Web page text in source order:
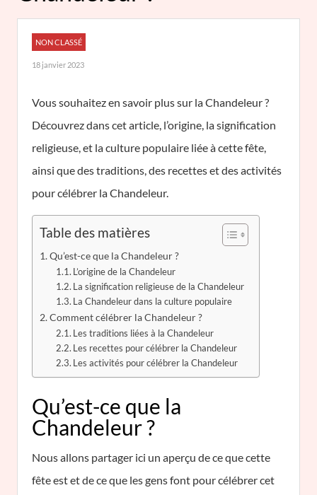
NON CLASSÉ
18 janvier 2023
Vous souhaitez en savoir plus sur la Chandeleur ?
Découvrez dans cet article, l’origine, la signification
religieuse, et la culture populaire liée à cette fête,
ainsi que des traditions, des recettes et des activités
pour célébrer la Chandeleur.
Table des matières
Qu’est-ce que la Chandeleur ?
L’origine de la Chandeleur
La signification religieuse de la Chandeleur
La Chandeleur dans la culture populaire
Comment célébrer la Chandeleur ?
Les traditions liées à la Chandeleur
Les recettes pour célébrer la Chandeleur
Les activités pour célébrer la Chandeleur
Qu’est-ce que la
Chandeleur ?
Nous allons partager ici un aperçu de ce que cette
fête est et de ce que les gens font pour célébrer cet